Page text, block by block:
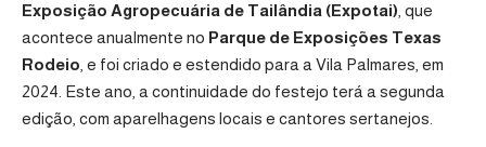
Exposição Agropecuária de Tailândia (Expotai) , que
acontece anualmente no Parque de Exposições Texas
Rodeio , e foi criado e estendido para a Vila Palmares, em
2024. Este ano, a continuidade do festejo terá a segunda
edição, com aparelhagens locais e cantores sertanejos.